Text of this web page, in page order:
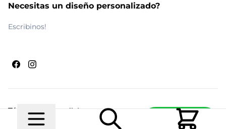
Escribinos
Necesitas un diseño personalizado?
Escribinos!
© 2026 Maldito RamónRealizado por Ecwid de
Términos y condiciones